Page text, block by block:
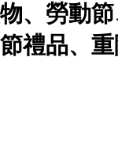
、 勞動節
禮品、